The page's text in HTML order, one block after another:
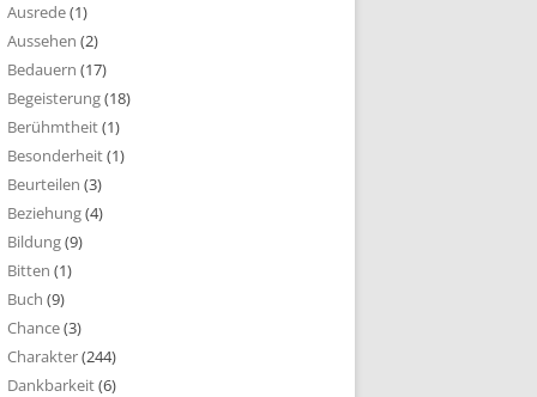
Ausrede(1)
Aussehen (2)
Bedauern (17)
Begeisterung(18)
Berühmtheit(1)
Besonderheit(1)
Beurteilen (3)
Beziehung(4)
Bildung(9)
Bitten (1)
Buch (9)
Chance(3)
Charakter(244)
Dankbarkeit(6)